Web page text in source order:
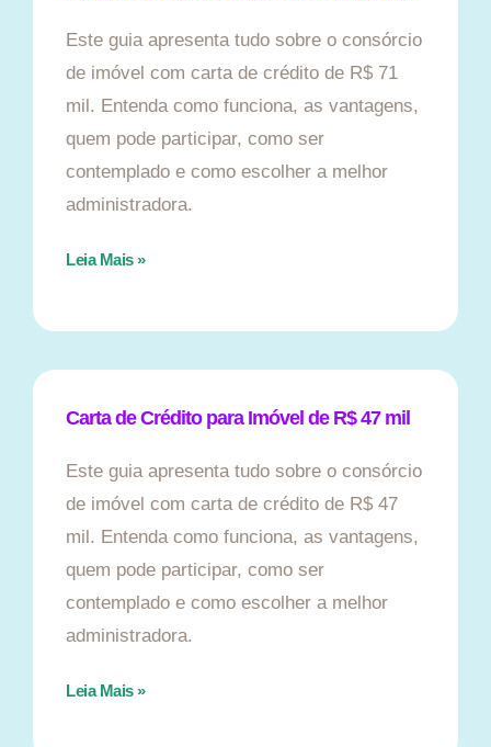
Este guia apresenta tudo sobre o consórcio
de imóvel com carta de crédito de R$ 71
mil. Entenda como funciona, as vantagens,
quem pode participar, como ser
contemplado e como escolher a melhor
administradora.
Leia Mais »
Carta de Crédito para Imóvel de R$ 47 mil
Este guia apresenta tudo sobre o consórcio
de imóvel com carta de crédito de R$ 47
mil. Entenda como funciona, as vantagens,
quem pode participar, como ser
contemplado e como escolher a melhor
administradora.
Leia Mais »